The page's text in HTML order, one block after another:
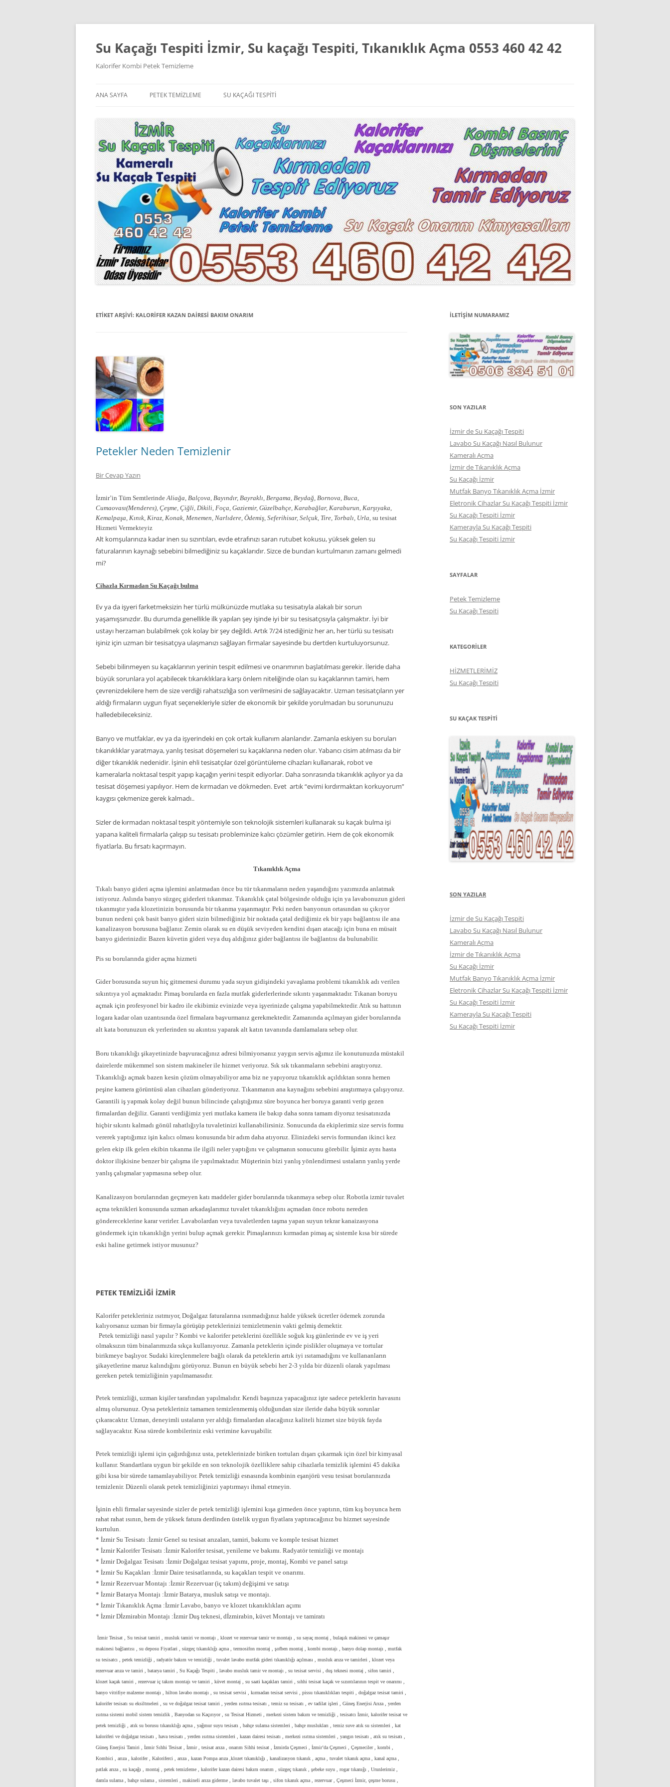
İçeriğe
Su Kaçağı Tespiti İzmir, Su kaçağı Tespiti, Tıkanıklık Açma 0553 460 42 42
Kalorifer Kombi Petek Temizleme
ANA SAYFA PETEK TEMIZLEME SU KAÇAĞI TESPITI
ETIKET ARŞIVI: KALORIFER KAZAN DAIRESI BAKIM ONARIM
Petekler Neden Temizlenir
Bir Cevap Yazın
İzmir’in Tüm SemtlerindeAliağa, Balçova, Bayındır, Bayraklı, Bergama, Beydağ, Bornova, Buca,
Cumaovası(Menderes), Çeşme, Çiğli, Dikili, Foça, Gaziemir, Güzelbahçe, Karabağlar, Karaburun, Karşıyaka,
Kemalpaşa, Kınık, Kiraz, Konak, Menemen, Narlıdere, Ödemiş, Seferihisar, Selçuk, Tire, Torbalı, Urla, su tesisat
Hizmeti Vermekteyiz
Alt komşularınıza kadar inen su sızıntıları, evde etrafınızı saran rutubet kokusu, yüksek gelen su
faturalarının kaynağı sebebini bilmediğiniz su kaçaklarıdır. Sizce de bundan kurtulmanın zamanı gelmedi
mi?
Cihazla Kırmadan Su Kaçağı bulma
Ev ya da işyeri farketmeksizin her türlü mülkünüzde mutlaka su tesisatıyla alakalı bir sorun
yaşamışsınızdır. Bu durumda genellikle ilk yapılan şey işinde iyi bir su tesisatçısıyla çalışmaktır. İyi bir
ustayı herzaman bulabilmek çok kolay bir şey değildi. Artık 7/24 istediğiniz her an, her türlü su tesisatı
işiniz için uzman bir tesisatçıya ulaşmanızı sağlayan firmalar sayesinde bu dertden kurtuluyorsunuz.
Sebebi bilinmeyen su kaçaklarının yerinin tespit edilmesi ve onarımının başlatılması gerekir. İleride daha
büyük sorunlara yol açabilecek tıkanıklıklara karşı önlem niteliğinde olan su kaçaklarının tamiri, hem
çevrenizdekilere hem de size verdiği rahatsızlığa son verilmesini de sağlayacaktır. Uzman tesisatçıların yer
aldığı firmaların uygun fiyat seçenekleriyle sizler de ekonomik bir şekilde yorulmadan bu sorununuzu
halledebileceksiniz.
Banyo ve mutfaklar, ev ya da işyerindeki en çok ortak kullanım alanlarıdır. Zamanla eskiyen su boruları
tıkanıklıklar yaratmaya, yanlış tesisat döşemeleri su kaçaklarına neden olur. Yabancı cisim atılması da bir
diğer tıkanıklık nedenidir. İşinin ehli tesisatçılar özel görüntüleme cihazları kullanarak, robot ve
kameralarla noktasal tespit yapıp kaçağın yerini tespit ediyorlar. Daha sonrasında tıkanıklık açılıyor ya da
tesisat döşemesi yapılıyor. Hem de kırmadan ve dökmeden. Evet artık “evimi kırdırmaktan korkuyorum”
kaygısı çekmenize gerek kalmadı..
Sizler de kırmadan noktasal tespit yöntemiyle son teknolojik sistemleri kullanarak su kaçak bulma işi
yapana kaliteli firmalarla çalışıp su tesisatı probleminize kalıcı çözümler getirin. Hem de çok ekonomik
fiyatlarla. Bu fırsatı kaçırmayın.
Tıkanıklık Açma
Tıkalı banyo gideri açma işlemini anlatmadan önce bu tür tıkanmaların neden yaşandığını yazımızda anlatmak
istiyoruz. Aslında banyo süzgeç giderleri tıkanmaz. Tıkanıklık çatal bölgesinde olduğu için ya lavabonuzun gideri
tıkanmıştır yada klozetinizin borusunda bir tıkanma yaşanmaştır. Peki neden banyonun ortasından su çıkıyor
bunun nedeni çok basit banyo gideri sizin bilmediğiniz bir noktada çatal dediğimiz ek bir yapı bağlantısı ile ana
kanalizasyon borusuna bağlanır. Zemin olarak su en düşük seviyeden kendini dışarı atacağı için buna en müsait
banyo giderinizdir. Bazen küvetin gideri veya duş aldığınız gider bağlantısı ile bağlantısı da bulunabilir.
Pis su borularında gider açma hizmeti
Gider borusunda suyun hiç gitmemesi durumu yada suyun gidişindeki yavaşlama problemi tıkanıklık adı verilen
sıkıntıya yol açmaktadır. Pimaş borularda en fazla mutfak giderlerlerinde sıkıntı yaşanmaktadır. Tıkanan boruyu
açmak için profesyonel bir kadro ile ekibimiz evinizde veya işyerinizde çalışma yapabilmektedir. Atık su hattının
logara kadar olan uzantısında özel firmalara başvurmanız gerekmektedir. Zamanında açılmayan gider borularında
alt kata borunuzun ek yerlerinden su akıntısı yaparak alt katın tavanında damlamalara sebep olur.
Boru tıkanıklığı şikayetinizde başvuracağınız adresi bilmiyorsanız yaygın servis ağımız ile konutunuzda müstakil
dairelerde mükemmel son sistem makineler ile hizmet veriyoruz. Sık sık tıkanmaların sebebini araştıyoruz.
Tıkanıklığı açmak bazen kesin çözüm olmayabiliyor ama biz ne yapıyoruz tıkanıklık açıldıktan sonra hemen
peşine kamera görüntüsü alan cihazları gönderiyoruz. Tıkanmanın ana kaynağını sebebini araştırmaya çalışıyoruz.
Garantili iş yapmak kolay değil bunun bilincinde çalıştığımız süre boyunca her boruya garanti verip gezen
firmalardan değiliz. Garanti verdiğimiz yeri mutlaka kamera ile bakıp daha sonra tamam diyoruz tesisatınızda
hiçbir sıkıntı kalmadı gönül rahatlığıyla tuvaletinizi kullanabilirsiniz. Sonucunda da ekiplerimiz size servis formu
vererek yaptığımız işin kalıcı olması konusunda bir adım daha atıyoruz. Elinizdeki servis formundan ikinci kez
gelen ekip ilk gelen ekibin tıkanma ile ilgili neler yaptığını ve çalışmanın sonucunu görebilir. İşimiz aynı hasta
doktor ilişkisine benzer bir çalışma ile yapılmaktadır. Müşterinin bizi yanlış yönlendirmesi ustaların yanlış yerde
yanlış çalışmalar yapmasına sebep olur.
Kanalizasyon borularından geçmeyen katı maddeler gider borularında tıkanmaya sebep olur. Robotla izmir tuvalet
açma teknikleri konusunda uzman arkadaşlarımız tuvalet tıkanıklığını açmadan önce robotu nereden
göndereceklerine karar verirler. Lavabolardan veya tuvaletlerden taşma yapan suyun tekrar kanaizasyona
göndermek için tıkanıklığn yerini bulup açmak gerekir. Pimaşlarınızı kırmadan pimaş aç sistemle kısa bir sürede
eski haline getirmek istiyor musunuz?
PETEK TEMİZLİĞİ İZMİR
Kalorifer petekleriniz ısıtmıyor, Doğalgaz faturalarına ısınmadığınız halde yüksek ücretler ödemek zorunda
kalıyorsanız uzman bir firmayla görüşüp peteklerinizi temizletmenin vakti gelmiş demektir.
Petek temizliği nasıl yapılır ? Kombi ve kalorifer peteklerini özellikle soğuk kış günlerinde ev ve iş yeri
olmaksızın tüm binalarımızda sıkça kullanıyoruz. Zamanla peteklerin içinde pislikler oluşmaya ve tortular
birikmeye başlıyor. Sudaki kireçlenmelere bağlı olarak da peteklerin artık iyi ısıtamadığını ve kullananların
şikayetlerine maruz kalındığını görüyoruz. Bunun en büyük sebebi her 2-3 yılda bir düzenli olarak yapılması
gereken petek temizliğinin yapılmamasıdır.
Petek temizliği, uzman kişiler tarafından yapılmalıdır. Kendi başınıza yapacağınız işte sadece peteklerin havasını
almış olursunuz. Oysa petekleriniz tamamen temizlenmemiş olduğundan size ileride daha büyük sorunlar
çıkaracaktır. Uzman, deneyimli ustaların yer aldığı firmalardan alacağınız kaliteli hizmet size büyük fayda
sağlayacaktır. Kısa sürede kombileriniz eski verimine kavuşabilir.
Petek temizliği işlemi için çağırdığınız usta, peteklerinizde biriken tortuları dışarı çıkarmak için özel bir kimyasal
kullanır. Standartlara uygun bir şekilde en son teknolojik özelliklere sahip cihazlarla temizlik işlemini 45 dakika
gibi kısa bir sürede tamamlayabiliyor. Petek temizliği esnasında kombinin eşanjörü vesu tesisat borularınızda
temizlenir. Düzenli olarak petek temizliğinizi yaptırmayı ihmal etmeyin.
İşinin ehli firmalar sayesinde sizler de petek temizliği işlemini kışa girmeden önce yaptırın, tüm kış boyunca hem
rahat rahat ısının, hem de yüksek fatura derdinden üstelik uygun fiyatlara yaptıracağınız bu hizmet sayesinde
kurtulun.
* İzmir Su Tesisatı :İzmir Genel su tesisat arızaları, tamiri, bakımı ve komple tesisat hizmet
* İzmir Kalorifer Tesisatı :İzmir Kalorifer tesisat, yenileme ve bakımı. Radyatör temizliği ve montajı
* İzmir Doğalgaz Tesisatı :İzmir Doğalgaz tesisat yapımı, proje, montaj, Kombi ve panel satışı
* İzmir Su Kaçakları :İzmir Daire tesisatlarında, su kaçakları tespit ve onarımı.
* İzmir Rezervuar Montajı :İzmir Rezervuar (iç takım) değişimi ve satışı
* İzmir Batarya Montajı :İzmir Batarya, musluk satışı ve montajı.
* İzmir Tıkanıklık Açma :İzmir Lavabo, banyo ve klozet tıkanıklıkları açımı
* İzmir Dİzmirabin Montajı :İzmir Duş teknesi, dİzmirabin, küvet Montajı ve tamiratı
İzmir Tesisat , Su tesisat tamiri , musluk tamiri ve montajı , klozet ve rezervuar tamir ve montajı , su sayaç montaj , bulaşık makinesi ve çamaşır
makinesi bağlantısı , su deposu Fiyatlari , süzgeç tıkanıklığı açma , termosifon montaj , şofben montaj , kombi montajı , banyo dolap montajı , mutfak
su tesisatcı , petek temizliği , radyatör bakım ve temizliği , tuvalet lavabo mutfak gideri tıkanıklığı açılması , musluk arıza ve tamirleri , klozet veya
rezervuar arıza ve tamiri , batarya tamiri , Su Kaçağı Tespiti , lavabo musluk tamir ve montajı , su tesisat servisi , duş teknesi montaj , sifon tamiri ,
klozet kaçak tamiri , rezervuar iç takım montajı ve tamiri , küvet montaj , su saati kaçakları tamiri , sıhhi tesisat kaçak ve sızıntılarının tespit ve onarımı ,
banyo vitrifiye malzeme montajı , hilton lavabo montajı , su tesisat servisi , kırmadan tesisat servisi , pissu tıkanıklıkları tespiti , doğalgaz tesisat tamiri ,
kalorifer tesisatı su eksiltmeleri , su ve doğalgaz tesisat tamiri , yerden ısıtma tesisatı , temiz su tesisatı , ev tadilat işleri , Güneş Enerjisi Arıza , yerden
ısıtma sistemi mobil sistem temizlik , Banyodan su Kaçırıyor , su Tesisat Hizmeti , merkezi sistem bakım ve temizliği , tesisatcı İzmir, kalorifer tesisat ve
petek temizliği , atık su borusu tıkanıklığı açma , yağmur suyu tesisatı , bahçe sulama sistemleri , bahçe muslukları , temiz suve atık su sistemleri , kat
kaloriferi ve doğalgaz tesisatı , hava tesisatı , yerden ısıtma sistemleri , kazan dairesi tesisatı , merkezi ısıtma sistemleri , yangın tesisatı , atık su tesisatı ,
Güneş Enerjisi Tamiri , İzmir Sıhhi Tesisat , İzmir , tesisat arıza , onarım Sihhi tesisat , İzmirda Çeşmeci , İzmir’da Çeşmeci , Çeşmeciler , kombi ,
Kombici , arıza , kalorifer , Kaloriferci , arıza , kazan Pompa arıza ,klozet tıkanıklığı , kanalizasyon tıkanık , açma , tuvalet tıkanık açma , kanal açma ,
patlak arıza , su kaçağı , montaj , petek temizleme , kalorifer kazan dairesi bakım onarım , süzgeç tıkanık , şebeke suyu , rogar tıkanığı , Urunlerimiz ,
damla sulama , bahçe sulama , sistemleri , makineli arıza giderme , lavabo tuvalet taşı , sifon tıkanık açma , rezervuar , Çeşmeci İzmir, çeşme borusu ,
İLETİŞİM NUMARAMIZ
SON YAZILAR
İzmir de Su Kaçağı Tespiti
Lavabo Su Kaçağı Nasıl Bulunur
Kameralı Açma
İzmir de Tıkanıklık Açma
Su Kaçağı İzmir
Mutfak Banyo Tıkanıklık Açma İzmir
Eletronik Cihazlar Su Kaçağı Tespiti İzmir
Su Kaçağı Tespiti İzmir
Kamerayla Su Kaçağı Tespiti
Su Kaçağı Tespiti İzmir
SAYFALAR
Petek Temizleme
Su Kaçağı Tespiti
KATEGORILER
HİZMETLERİMİZ
Su Kaçağı Tespiti
SU KAÇAK TESPITI
SON YAZILAR
İzmir de Su Kaçağı Tespiti
Lavabo Su Kaçağı Nasıl Bulunur
Kameralı Açma
İzmir de Tıkanıklık Açma
Su Kaçağı İzmir
Mutfak Banyo Tıkanıklık Açma İzmir
Eletronik Cihazlar Su Kaçağı Tespiti İzmir
Su Kaçağı Tespiti İzmir
Kamerayla Su Kaçağı Tespiti
Su Kaçağı Tespiti İzmir